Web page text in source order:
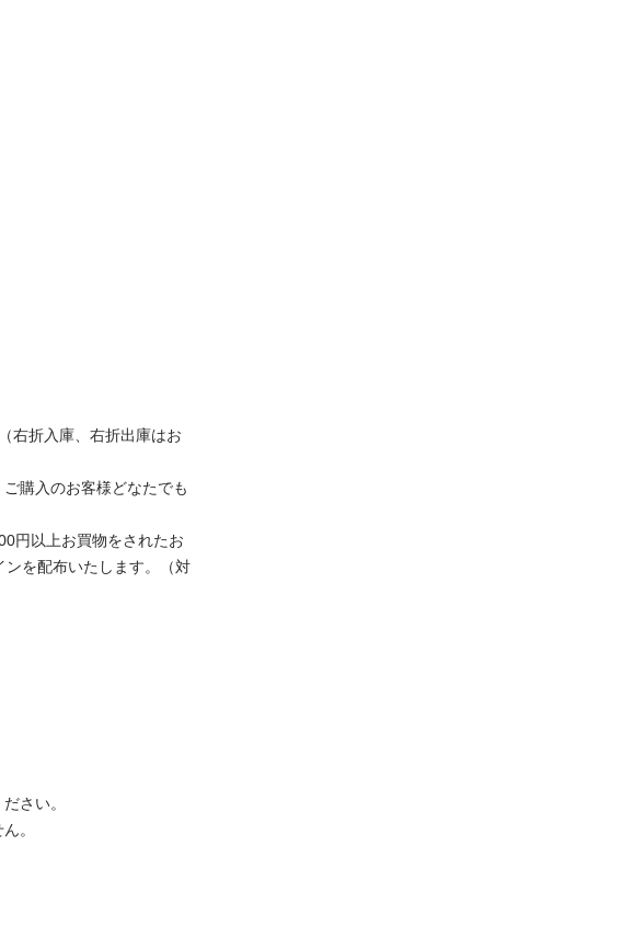
右折入庫、右折出庫はお
購入のお客様どなたでも
円以上お買物をされたお
を配布いたします。（対
さい。
。